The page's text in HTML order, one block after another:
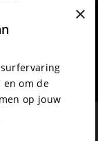
bij FFG
×
en om de
op jouw